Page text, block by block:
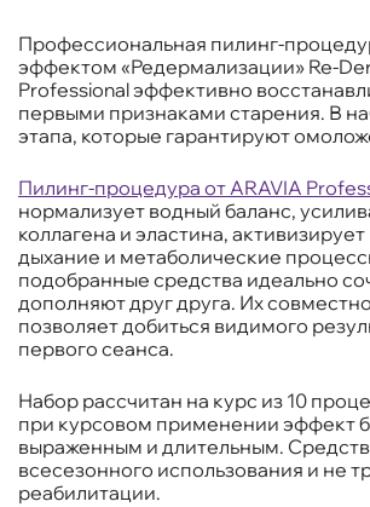
Профессиональная пилинг-
эффектом «Редермализации» Re-
Professional эффективно
первыми признаками старения. В
этапа, которые гарантируют
Пилинг-процедура от ARAVIA
нормализует водный баланс,
коллагена и эластина,
дыхание и метаболические
подобранные средства идеально
дополняют друг друга. Их
позволяет добиться видимого
первого сеанса.
Набор рассчитан на курс из 10
при курсовом применении эффект
выраженным и длительным.
всесезонного использования и не
реабилитации.